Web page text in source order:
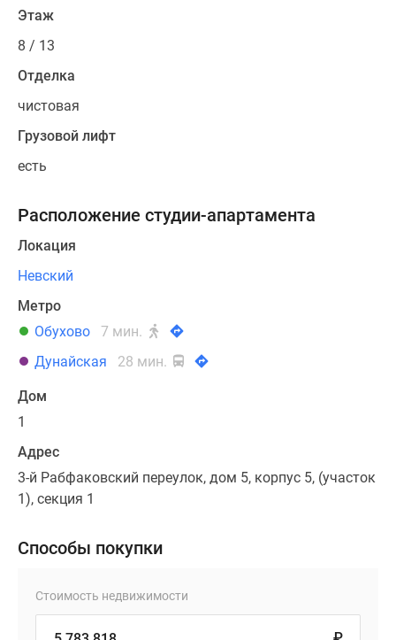
Этаж
8 / 13
Отделка
чистовая
Грузовой лифт
есть
Расположение студии-апартамента
Локация
Невский
Метро
Обухово
7 мин.
Дунайская
28 мин.
Дом
1
Адрес
3-й Рабфаковский переулок, дом 5, корпус 5, (участок
1), секция 1
Способы покупки
Стоимость недвижимости